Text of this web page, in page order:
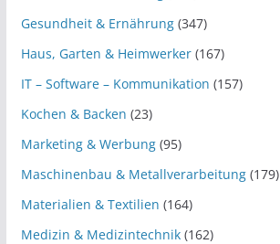
Gesundheit & Ernährung(347)
Haus, Garten & Heimwerker(167)
IT – Software – Kommunikation (157)
Kochen & Backen (23)
Marketing & Werbung(95)
Maschinenbau & Metallverarbeitung(179)
Materialien & Textilien (164)
Medizin & Medizintechnik(162)